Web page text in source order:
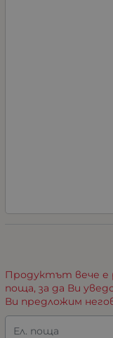
Продуктът вече е
поща, за да Ви
Ви предложим
Ел. поща